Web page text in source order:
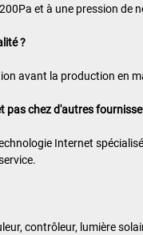
et à une pression de
?
avant la production en
pas chez d'autres
Internet
contrôleur, lumière